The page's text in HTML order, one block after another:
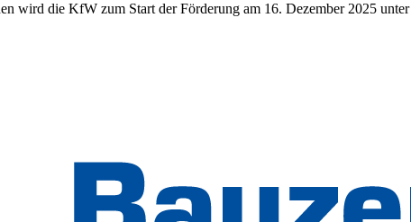
wird die KfW zum Start der Förderung am 16. Dezember 2025 unter